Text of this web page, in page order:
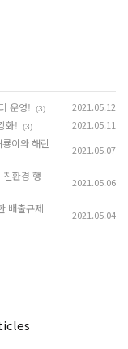
운영! (3) 2021.05.12
화! (3) 2021.05.11
이와 해린
2021.05.07
환경 행
2021.05.06
배출규제
2021.05.04